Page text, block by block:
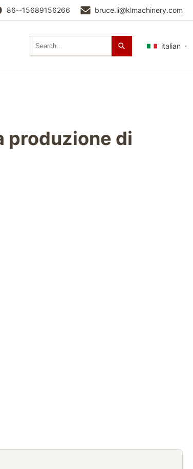
86--15689156266 bruce.li@klmachinery.com
italian
produzione di